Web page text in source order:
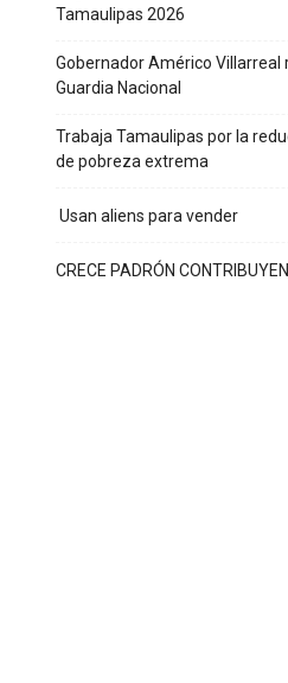
Tamaulipas 2026
Gobernador Américo Villarreal
Guardia Nacional
Trabaja Tamaulipas por la
de pobreza extrema
Usan aliens para vender
CRECE PADRÓN